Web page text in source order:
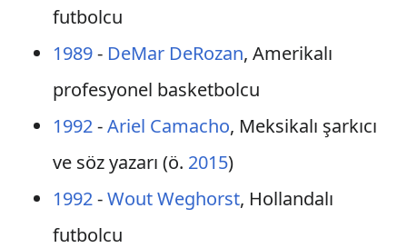
futbolcu
1989- DeMar DeRozan, Amerikalı
profesyonel basketbolcu
1992-Ariel Camacho, Meksikalı şarkıcı
ve söz yazarı (ö. 2015)
1992-Wout Weghorst, Hollandalı
futbolcu